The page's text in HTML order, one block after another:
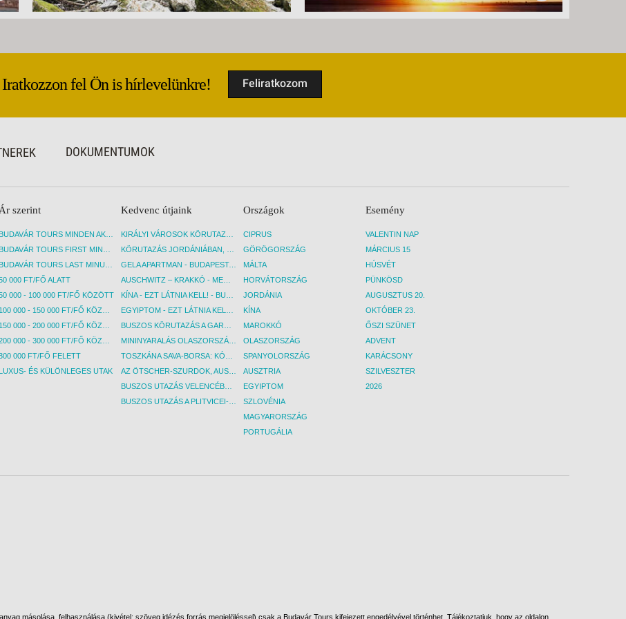
Iratkozzon fel Ön is hírlevelünkre! Feliratkozom
DOKUMENTUMOK
Ár szerint
000 FT/FŐ ALATT
000 - 100 000 FT/FŐ KÖZÖTT
000 FT/FŐ FELETT
LUXUS- ÉS KÜLÖNLEGES UTAK
Kedvenc útjaink
GELA APARTMAN - BUDAPEST, REPÜLŐ
Országok
CIPRUS
GÖRÖGORSZÁG
MÁLTA
HORVÁTORSZÁG
JORDÁNIA
KÍNA
MAROKKÓ
OLASZORSZÁG
SPANYOLORSZÁG
AUSZTRIA
EGYIPTOM
SZLOVÉNIA
MAGYARORSZÁG
PORTUGÁLIA
Esemény
VALENTIN NAP
MÁRCIUS 15
HÚSVÉT
PÜNKÖSD
AUGUSZTUS 20.
OKTÓBER 23.
ŐSZI SZÜNET
ADVENT
KARÁCSONY
SZILVESZTER
2026
másolása, felhasználása (kivétel: szöveg idézés forrás megjelöléssel) csak a Budavár Tours kifejezett engedélyével történhet. Tájékoztatjuk, hogy az oldalon